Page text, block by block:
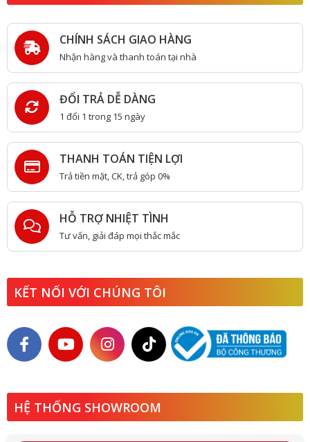
CHÍNH SÁCH GIAO HÀNG
Nhận hàng và thanh toán tại nhà
ĐỔI TRẢ DỄ DÀNG
1 đổi 1 trong 15 ngày
THANH TOÁN TIỆN LỢI
Trả tiền mặt, CK, trả góp 0%
HỖ TRỢ NHIỆT TÌNH
Tư vấn, giải đáp mọi thắc mắc
KẾT NỐI VỚI CHÚNG TÔI
HỆ THỐNG SHOWROOM